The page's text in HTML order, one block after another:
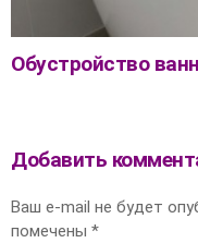
Обустройство
Добавить
Ваш e-mail не будет
помечены *